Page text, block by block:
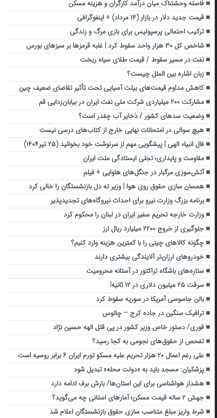
فاصله وحشتناک میان درآمد کارگران و هزینه مسکن
قیمت جدید دلار در بازار (۱۴ مرداد) + اینفوگرافی
ترکیب احتمالی پرسپولیس برای بازی مرگ و زندگی
شاخص کل ۳۰ هزار واحد سقوط کرد | غلبه قرمزها بر سبزهای بورس
نفت در مسیر سقوط / قیمت طلای سیاه ریخت
زبان اشاره بین الملل چیست؟
کاهش مداوم قیمت‌های بیلت آسیایی تحت تأثیر تقاضای ضعیف چین
مشارکت ۲۰۰ میلیاردی شرکت ملی نفت ایران در بیابان‌زدایی قم
وضعیت سدهای کشور / ذخایر آب چقدر است؟
هیچ سوالی در امتحانات نهایی‌ ‌خارج‌ از کتاب‌های درسی نیست
فال انبیاء الهی | پیشگویی مهم از سرنوشت خود بخوانید (۲۵ تیر۱۴۰۴)
مقاومت و پایداری؛ تجلی ایستادگی ملت ایران
آتش‌سوزی مرگبار در جنگل‌های هاوایی + فیلم
همسان سازی حقوق روی هوا | وزیر ته دل بازنشستگان را خالی کرد
برنامه بزرگ وزارت نیرو برای احداث نیروگاه‌های تجدیدپذیر
وزارت خارجه تحریم سفیر ایران در لبنان را محکوم کرد
جلوگیری از خروج ۲۲۰۰ میلیارد ریال ارز
چگونه کالا‌های چینی را با کمترین هزینه وارد کنیم؟
خودروهای ارزان‌تر آلایندگی بیشتری دارند
ستاره‌های باشگاه تراکتور در آستانه محرومیت
سرقت ۲۵ میلیون دلاری در ۱۲ ثانیه!
بالن جاسوسی آمریکا در سوریه سقوط کرد
ترافیک سنگین در جاده کرج – چالوس
فوری/ دستور خاص وزیر کشور در پی قتل الهه حسین نژاد
تفحص از حقوق‌های نجومی به کجا رسید؟
علی رغم اعمال ۲۰ هزار تحریم علیه مسکو تورم ایران ۶ برابر روسیه است
پزشکیان: مسجد باید به «دولت محله» تبدیل شود
هشدار هواشناسی برای این استان‌ها/ بارش برف ادامه دارد
جهش ۲ ساله قیمت مسکن؛ آمارهای استانی چه می‌گوید؟
شرط واریز مبلغ متناسب سازی حقوق بازنشستگان اعلام شد